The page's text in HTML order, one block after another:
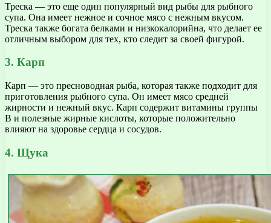
Треска — это еще один популярный вид рыбы для рыбного
супа. Она имеет нежное и сочное мясо с нежным вкусом.
Треска также богата белками и низкокалорийна, что делает ее
отличным выбором для тех, кто следит за своей фигурой.
3. Карп
Карп — это пресноводная рыба, которая также подходит для
приготовления рыбного супа. Он имеет мясо средней
жирности и нежный вкус. Карп содержит витамины группы
В и полезные жирные кислоты, которые положительно
влияют на здоровье сердца и сосудов.
4. Щука